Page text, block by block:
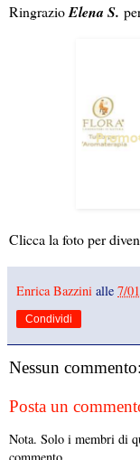
RingrazioElena S.
Clicca la foto per
Enrica Bazzini alle 7/
Condividi
Nessun commento:
Posta un
Nota. Solo i membri di
commento.